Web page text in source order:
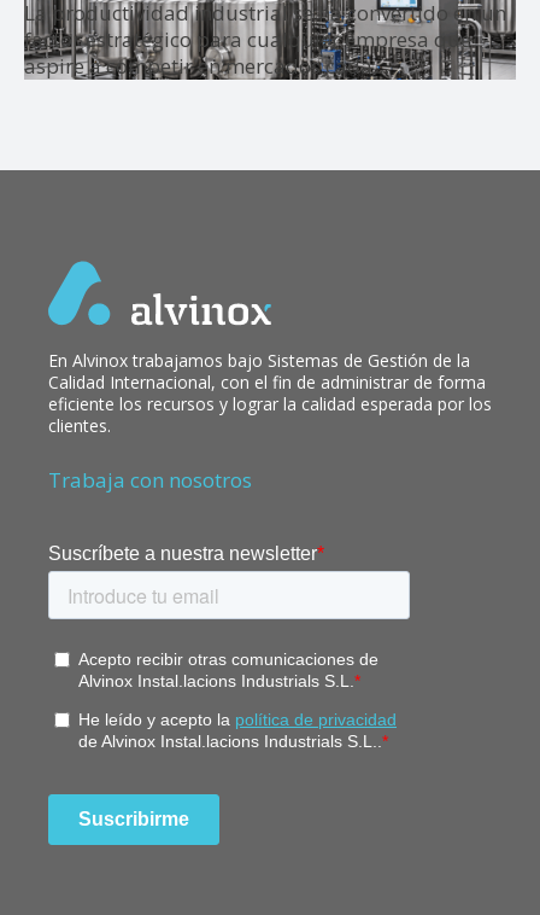
La productividad industrial se ha convertido en un
factor estratégico para cualquier empresa que
aspire a competir en mercados cada…
En Alvinox trabajamos bajo Sistemas de Gestión de la
Calidad Internacional, con el fin de administrar de forma
eficiente los recursos y lograr la calidad esperada por los
clientes.
Trabaja con nosotros